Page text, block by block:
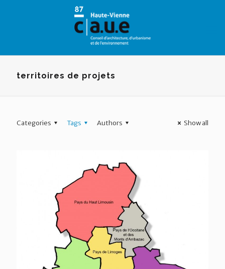
territoires de projets
Categories Tags Authors Show all
Panneau de gestion des cookies